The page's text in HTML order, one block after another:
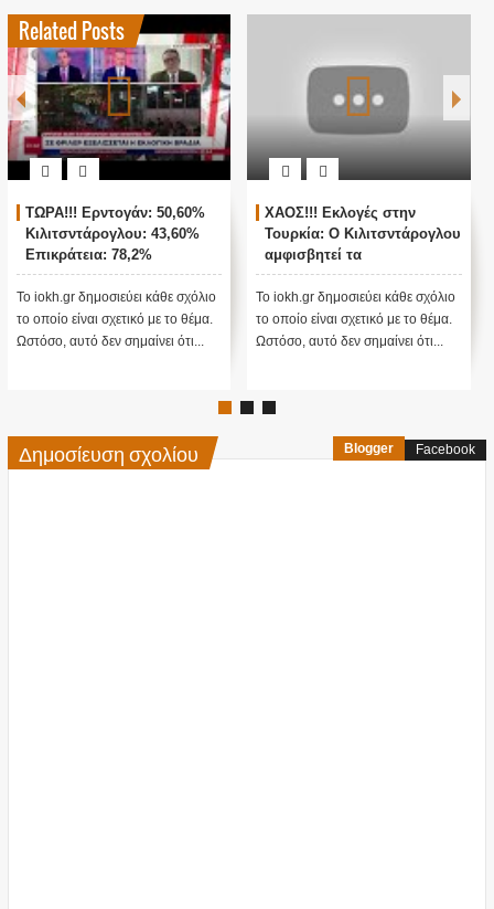
Related Posts
50,60%
43,60%
κάθε σχόλιο
με το θέμα.
ότι...
ΧΑΟΣ!!! Εκλογές στην
Τουρκία: Ο Κιλιτσντάρογλου
αμφισβητεί τα
αποτελέσματα θα γίνουν
ενστάσεις...
Το iokh.gr δημοσιεύει κάθε σχόλιο
το οποίο είναι σχετικό με το θέμα.
Ωστόσο, αυτό δεν σημαίνει ότι...
ΖΩΝΤΑΝΗ
ΑΓΚΥΡΑ -
Το iokh.gr δημοσιεύει
το οποίο είναι
Ωστόσο, αυτό δεν
Δημοσίευση σχολίου Blogger Facebook